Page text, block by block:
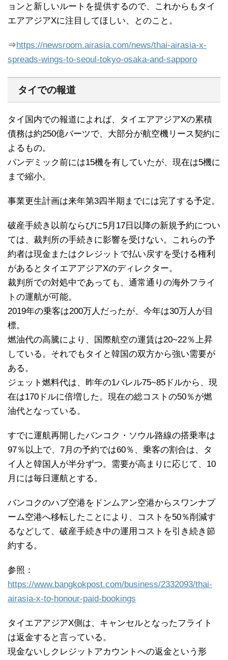
ョンと新しいルートを提供するので、これからもタイ
エアアジアXに注目してほしい、とのこと。
⇒https://newsroom.airasia.com/news/thai-airasia-x-
spreads-wings-to-seoul-tokyo-osaka-and-sapporo
タイでの報道
タイ国内での報道によれば、タイエアアジアXの累積
債務は約250億バーツで、大部分が航空機リース契約に
よるもの。
パンデミック前には15機を有していたが、現在は5機に
まで縮小。
事業更生計画は来年第3四半期までには完了する予定。
破産手続き以前ならびに5月17日以降の新規予約につい
ては、裁判所の手続きに影響を受けない。これらの予
約者は現金またはクレジットで払い戻すを受ける権利
があるとタイエアアジアXのディレクター。
裁判所での対処中であっても、通常通りの海外フライ
トの運航が可能。
2019年の乗客は200万人だったが、今年は30万人が目
標。
燃油代の高騰により、国際航空の運賃は20~22％上昇
している。それでもタイと韓国の双方から強い需要が
ある。
ジェット燃料代は、昨年の1バレル75~85ドルから、現
在は170ドルに倍増した。現在の総コストの50％が燃
油代となっている。
すでに運航再開したバンコク・ソウル路線の搭乗率は
97％以上で、7月の予約では60％、乗客の割合は、タ
イ人と韓国人が半分ずつ。需要が高まりに応じて、10
月には毎日運航とする。
バンコクのハブ空港をドンムアン空港からスワンナプ
ーム空港へ移転したことにより、コストを50％削減す
るなどして、破産手続き中の運用コストを引き続き節
約する。
参照：
https://www.bangkokpost.com/business/2332093/thai-
airasia-x-to-honour-paid-bookings
タイエアアジアX側は、キャンセルとなったフライト
は返金すると言っている。
現金ないしクレジットアカウントへの返金という形